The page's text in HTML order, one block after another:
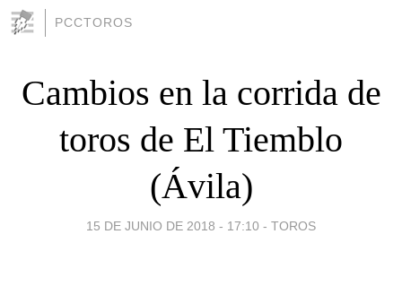
PCCTOROS
Cambios en la corrida de
toros de El Tiemblo
(Ávila)
15 DE JUNIO DE 2018 - 17:10 - TOROS